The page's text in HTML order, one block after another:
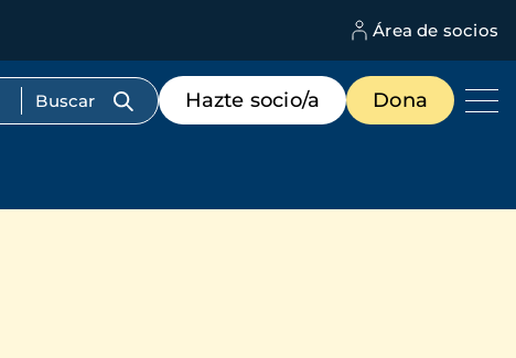
Área de socios
Menú
de
destacados
Hazte socio/a Dona